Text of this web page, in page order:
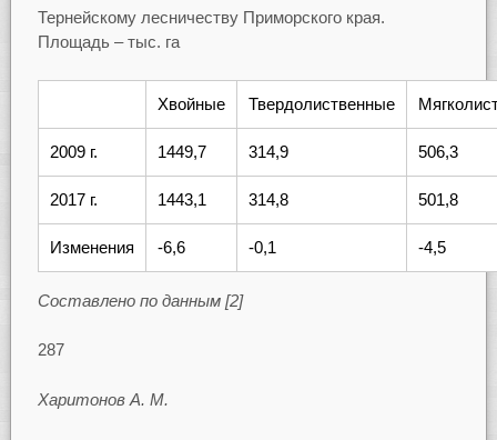
Тернейскому лесничеству Приморского края.
Площадь – тыс. га
Хвойные Твердолиственные
2009 г. 1449,7 314,9 506,3
2017 г. 1443,1 314,8 501,8
Изменения -6,6 -0,1 -4,5
Составлено по данным [2]
287
Харитонов А. М.